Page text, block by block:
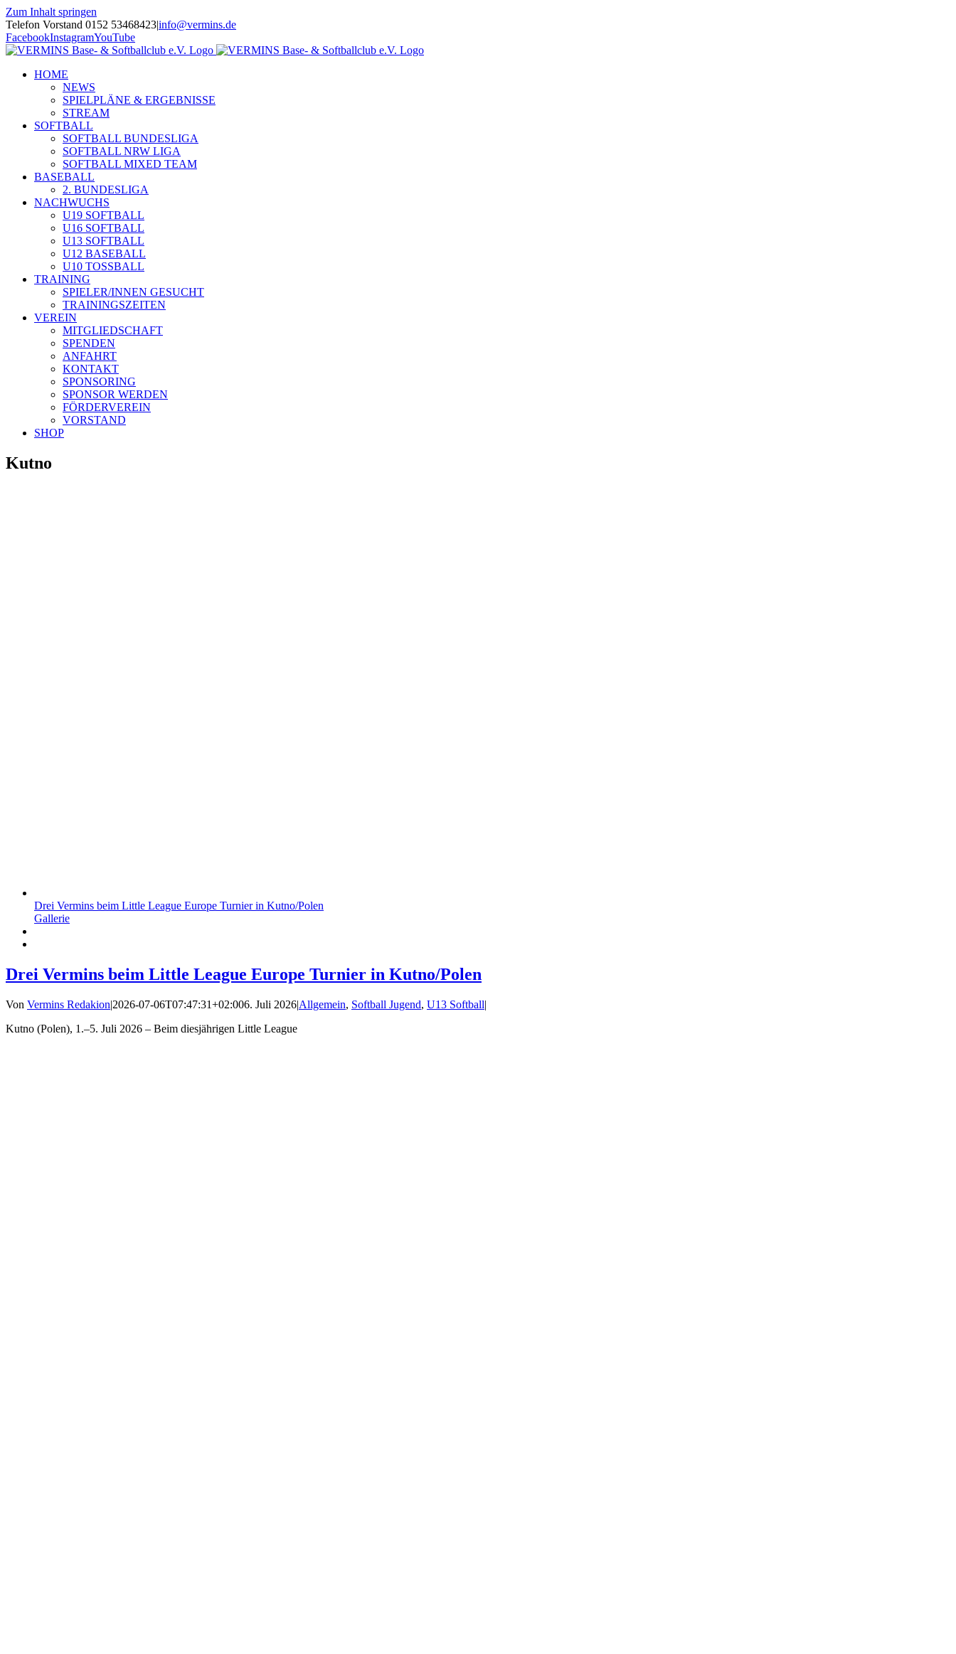
Zum Inhalt springen
Telefon Vorstand 0152 53468423|info@vermins.de
FacebookInstagramYouTube
HOME
NEWS
SPIELPLÄNE & ERGEBNISSE
STREAM
SOFTBALL
SOFTBALL BUNDESLIGA
SOFTBALL NRW LIGA
SOFTBALL MIXED TEAM
BASEBALL
2. BUNDESLIGA
NACHWUCHS
U19 SOFTBALL
U16 SOFTBALL
U13 SOFTBALL
U12 BASEBALL
U10 TOSSBALL
TRAINING
SPIELER/INNEN GESUCHT
TRAININGSZEITEN
VEREIN
MITGLIEDSCHAFT
SPENDEN
ANFAHRT
KONTAKT
SPONSORING
SPONSOR WERDEN
FÖRDERVEREIN
VORSTAND
SHOP
Kutno
Drei Vermins beim Little League Europe Turnier in Kutno/Polen
Gallerie
Drei Vermins beim Little League Europe Turnier in Kutno/Polen
Von Vermins Redakion|2026-07-06T07:47:31+02:006. Juli 2026|Allgemein, Softball Jugend, U13 Softball|
Kutno (Polen), 1.–5. Juli 2026 – Beim diesjährigen Little League